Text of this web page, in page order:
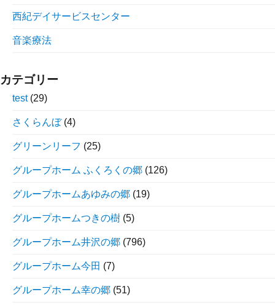
西紀デイサービスセンター
音楽療法
カテゴリー
test(29)
さくらんぼ(4)
グリーンリーフ (25)
グループホーム ふくろくの郷 (126)
グループホームあゆみの郷 (19)
グループホームつきの樹 (5)
グループホーム井沢の郷 (796)
グループホーム今田 (7)
グループホーム幸の郷 (51)